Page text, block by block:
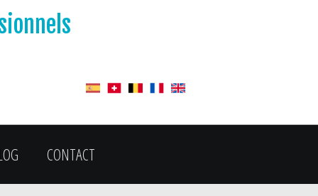
CONTACT